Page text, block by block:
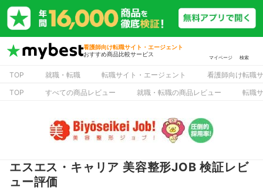
看護師向け転職サイト・エージェント
おすすめ商品比較サービス
マイページ 検索
TOP 就職・転職 転職サイト・エージェント
看護師向け転職
TOP
すべての商品レビュー 就職・転職の商品レビュー 転職
エスエス・キャリア 美容整形JOB 検証レビ
ュー評価